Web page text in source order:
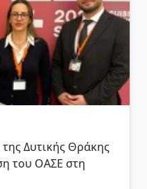
Δυτικής Θράκης
του ΟΑΣΕ στη